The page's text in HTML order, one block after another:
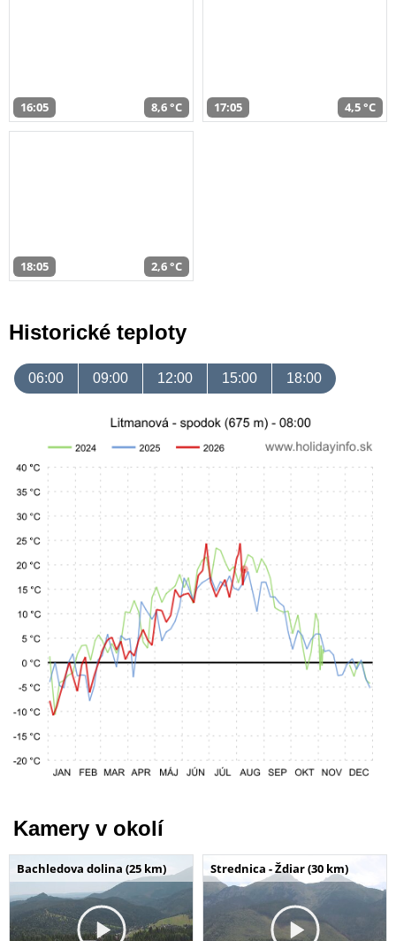
16:05 8,6 °C 17:05 4,5 °C
18:05 2,6 °C
Historické teploty
06:00 09:00 12:00 15:00 18:00
Kamery v okolí
Bachledova dolina (25 km) Strednica - Ždiar (30 km)